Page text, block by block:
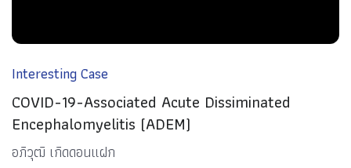
Interesting Case
COVID-19-Associated Acute Dissiminated
Encephalomyelitis (ADEM)
อภิวุฒิ เกิดดอนแฝก